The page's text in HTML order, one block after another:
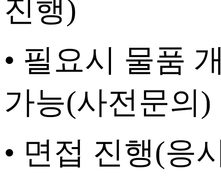
진행)
• 필요시 물품
가능(사전문의)
• 면접 진행(응